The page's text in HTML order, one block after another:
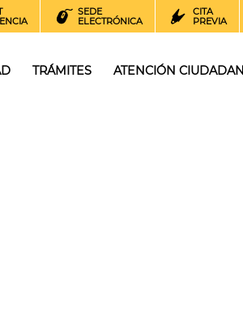
SEDE
ELECTRÓNICA
CITA
PREVIA
TRÁMITES ATENCIÓN